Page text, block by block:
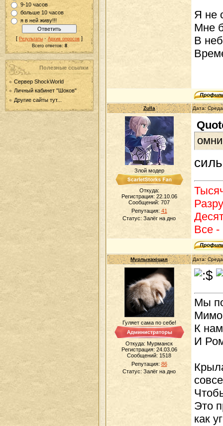
9-10 часов
больше 10 часов
я в ней живу!!!
[ Результаты · Архив опросов ]
Всего ответов: 8
Полезные ссылки
Сервер ShockWorld
Личный кабинет "Шоков"
Другие сайты тут...
Я не
Мне
В
Zulla Дата:
Злой модер
Откуда:
Регистрация: 22.10.06
Сообщений: 707
Репутация: 41
Статус: Залёг на дно
Все -
Мурлыкающая Дата:
Гуляет сама по себе!
Откуда: Мурманск
Регистрация: 24.03.06
Сообщений: 1518
Репутация: 86
Статус: Залёг на дно
Мы
Мимо
К
И
Это
как